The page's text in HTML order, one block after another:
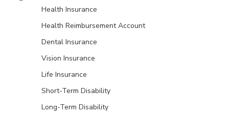
Health Insurance
Health Reimbursement Account
Dental Insurance
Vision Insurance
Life Insurance
Short-Term Disability
Long-Term Disability